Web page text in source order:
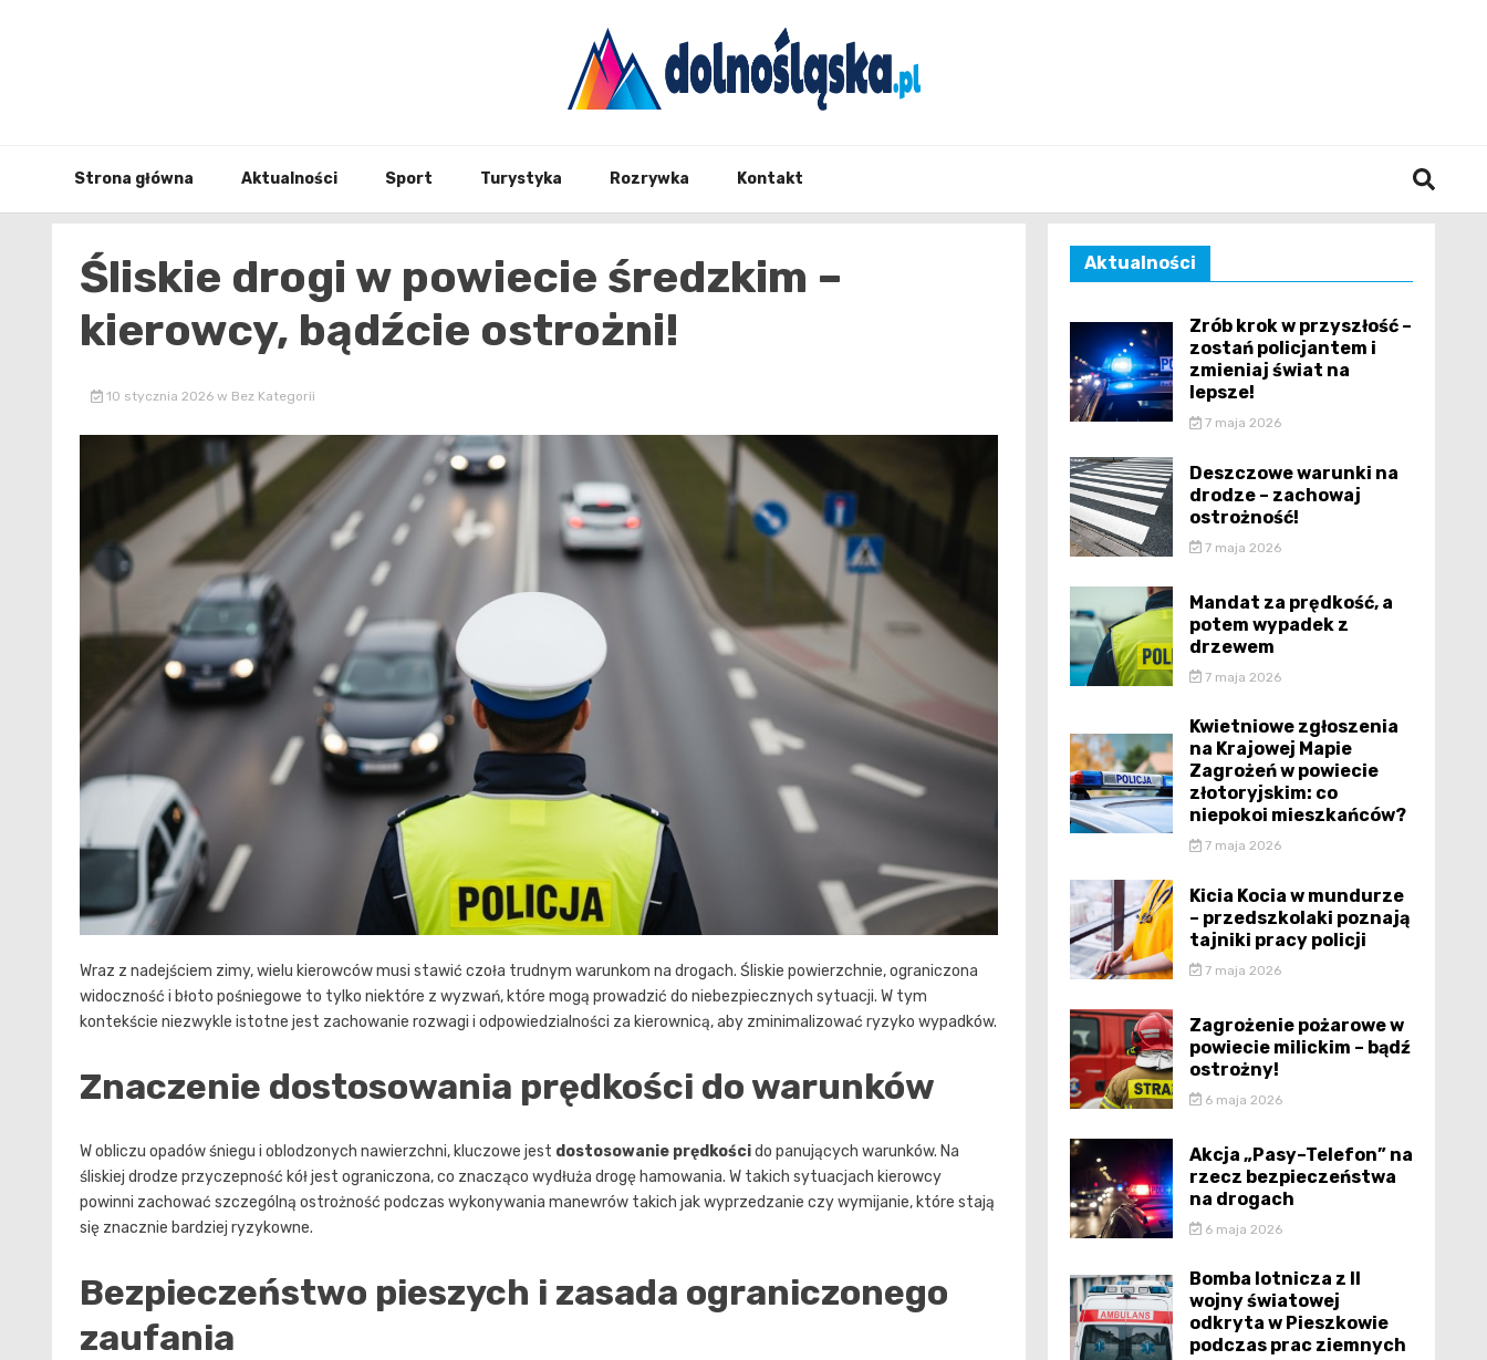
Strona główna Aktualności Sport Turystyka Rozrywka Kontakt
Śliskie drogi w powiecie średzkim –
kierowcy, bądźcie ostrożni!
10 stycznia 2026 w Bez Kategorii
Wraz z nadejściem zimy, wielu kierowców musi stawić czoła trudnym warunkom na drogach. Śliskie powierzchnie, ograniczona
widoczność i błoto pośniegowe to tylko niektóre z wyzwań, które mogą prowadzić do niebezpiecznych sytuacji. W tym
kontekście niezwykle istotne jest zachowanie rozwagi i odpowiedzialności za kierownicą, aby zminimalizować ryzyko wypadków.
Znaczenie dostosowania prędkości do warunków
W obliczu opadów śniegu i oblodzonych nawierzchni, kluczowe jest dostosowanie prędkoścido panujących warunków. Na
śliskiej drodze przyczepność kół jest ograniczona, co znacząco wydłuża drogę hamowania. W takich sytuacjach kierowcy
powinni zachować szczególną ostrożność podczas wykonywania manewrów takich jak wyprzedzanie czy wymijanie, które stają
się znacznie bardziej ryzykowne.
Bezpieczeństwo pieszych i zasada ograniczonego
zaufania
Aktualności
Zrób krok w przyszłość –
zostań policjantem i
zmieniaj świat na
lepsze!
7 maja 2026
Deszczowe warunki na
drodze – zachowaj
ostrożność!
7 maja 2026
Mandat za prędkość, a
potem wypadek z
drzewem
7 maja 2026
Kwietniowe zgłoszenia
na Krajowej Mapie
Zagrożeń w powiecie
złotoryjskim: co
niepokoi mieszkańców?
7 maja 2026
Kicia Kocia w mundurze
– przedszkolaki poznają
tajniki pracy policji
7 maja 2026
Zagrożenie pożarowe w
powiecie milickim – bądź
ostrożny!
6 maja 2026
Akcja „Pasy–Telefon” na
rzecz bezpieczeństwa
na drogach
6 maja 2026
Bomba lotnicza z II
wojny światowej
odkryta w Pieszkowie
podczas prac ziemnych